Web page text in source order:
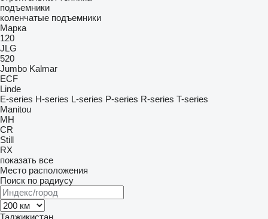
подъемники
коленчатые подъемники
Марка
120
JLG
520
Jumbo Kalmar
ECF
Linde
E-series H-series L-series P-series R-series T-series
Manitou
MH
CR
Still
RX
показать все
Место расположения
Поиск по радиусу
Таджикистан